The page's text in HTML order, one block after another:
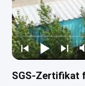
SGS-Zertifikat